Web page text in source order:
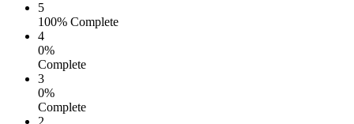
5
100% Complete
4
0%
Complete
3
0%
Complete